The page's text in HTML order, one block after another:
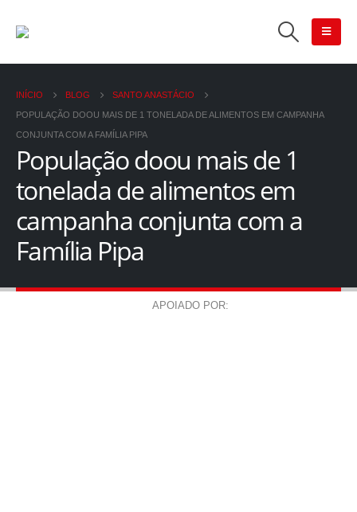
INÍCIO BLOG SANTO ANASTÁCIO
POPULAÇÃO DOOU MAIS DE 1 TONELADA DE ALIMENTOS EM CAMPANHA
CONJUNTA COM A FAMÍLIA PIPA
População doou mais de 1
tonelada de alimentos em
campanha conjunta com a
Família Pipa
APOIADO POR: